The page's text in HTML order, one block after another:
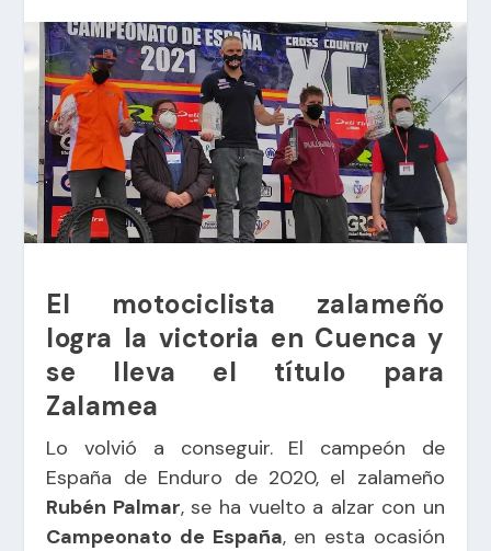
El motociclista zalameño
logra la victoria en Cuenca y
se lleva el título para
Zalamea
Lo volvió a conseguir. El campeón de
España de Enduro de 2020, el zalameño
Rubén Palmar, se ha vuelto a alzar con un
Campeonato de España, en esta ocasión